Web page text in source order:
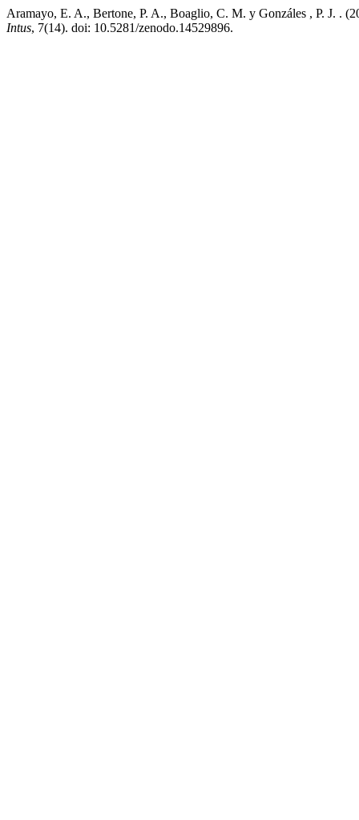
Aramayo, E. A., Bertone, P. A., Boaglio, C. M. y Gonzáles , P. J. .
Intus, 7(14). doi: 10.5281/zenodo.14529896.